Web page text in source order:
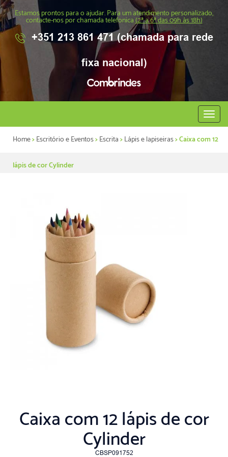
Estamos prontos para o ajudar. Para um atendimento personalizado,
contacte-nos por chamada telefonica(2ª a 6ª das 09h às 18h)
+351 213 861 471 (chamada para rede
fixa nacional)
Abrir
menu
Home>Escritório e Eventos>Escrita>Lápis e lapiseiras> Caixa com 12
lápis de cor Cylinder
Caixa com 12 lápis de cor
Cylinder
CBSP091752